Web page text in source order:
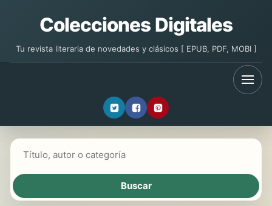
Colecciones Digitales
Tu revista literaria de novedades y clásicos [ EPUB, PDF, MOBI ]